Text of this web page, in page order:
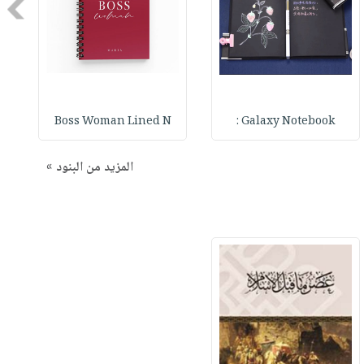
Galaxy Notebook :
Boss Woman Lined N
المزيد من البنود »